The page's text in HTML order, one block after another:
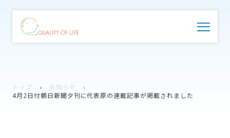
トップ
お知らせ
4月2日付朝日新聞夕刊に代表原の連載記事が掲載されました